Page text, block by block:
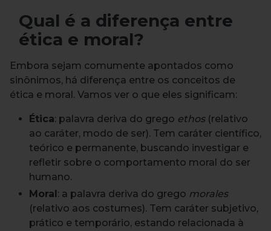
Qual é a diferença entre
ética e moral?
Embora sejam comumente apontados como
sinônimos, há diferença entre os conceitos de
ética e moral. Vamos ver o que eles significam:
Ética: palavra deriva do grego ethos (relativo
ao caráter, modo de ser). Tem caráter científico,
teórico e permanente, buscando investigar e
refletir sobre o comportamento moral do ser
humano.
Moral : a palavra deriva do grego morales
(relativo aos costumes). Tem caráter subjetivo,
prático e temporário, estando relacionada à